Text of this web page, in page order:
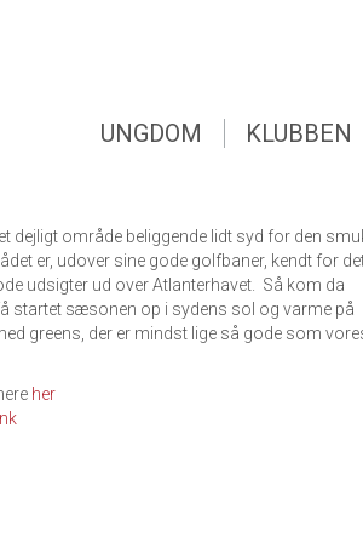
UNGDOM KLUBBEN
at komme til dette anbefalede sted, hvor vores
dejligt område beliggende lidt syd for den
er, udover sine gode golfbaner, kendt for
udsigter ud over Atlanterhavet. Så kom da
startet sæsonen op i sydens sol og varme på
greens, der er mindst lige så gode som
her